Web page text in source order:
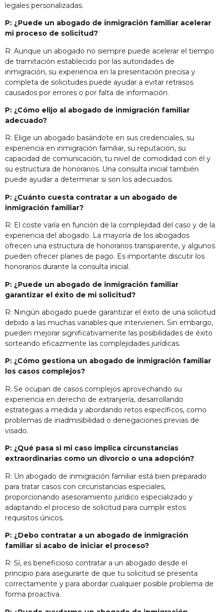
legales personalizadas.
P: ¿Puede un abogado de inmigración familiar acelerar
mi proceso de solicitud?
R: Aunque un abogado no siempre puede acelerar el tiempo
de tramitación establecido por las autoridades de
inmigración, su experiencia en la presentación precisa y
completa de solicitudes puede ayudar a evitar retrasos
causados por errores o por falta de información.
P: ¿Cómo elijo al abogado de inmigración familiar
adecuado?
R: Elige un abogado basándote en sus credenciales, su
experiencia en inmigración familiar, su reputación, su
capacidad de comunicación, tu nivel de comodidad con él y
su estructura de honorarios. Una consulta inicial también
puede ayudar a determinar si son los adecuados.
P: ¿Cuánto cuesta contratar a un abogado de
inmigración familiar?
R: El coste varía en función de la complejidad del caso y de la
experiencia del abogado. La mayoría de los abogados
ofrecen una estructura de honorarios transparente, y algunos
pueden ofrecer planes de pago. Es importante discutir los
honorarios durante la consulta inicial.
P: ¿Puede un abogado de inmigración familiar
garantizar el éxito de mi solicitud?
R: Ningún abogado puede garantizar el éxito de una solicitud
debido a las muchas variables que intervienen. Sin embargo,
pueden mejorar significativamente las posibilidades de éxito
sorteando eficazmente las complejidades jurídicas.
P: ¿Cómo gestiona un abogado de inmigración familiar
los casos complejos?
R: Se ocupan de casos complejos aprovechando su
experiencia en derecho de extranjería, desarrollando
estrategias a medida y abordando retos específicos, como
problemas de inadmisibilidad o denegaciones previas de
visado.
P: ¿Qué pasa si mi caso implica circunstancias
extraordinarias como un divorcio o una adopción?
R: Un abogado de inmigración familiar está bien preparado
para tratar casos con circunstancias especiales,
proporcionando asesoramiento jurídico especializado y
adaptando el proceso de solicitud para cumplir estos
requisitos únicos.
P: ¿Debo contratar a un abogado de inmigración
familiar si acabo de iniciar el proceso?
R: Sí, es beneficioso contratar a un abogado desde el
principio para asegurarte de que tu solicitud se presenta
correctamente y para abordar cualquier posible problema de
forma proactiva.